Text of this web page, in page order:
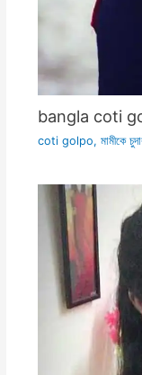
bangla coti
coti golpo, মামীকে